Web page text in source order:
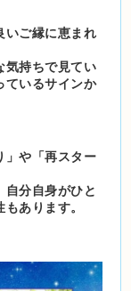
いご縁に恵まれ
気持ちで見てい
ているサインか
」や「再スター
自分自身がひと
あります。